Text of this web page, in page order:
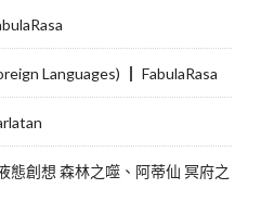
Languages) ┃ FabulaRasa
創想 森林之噬、阿蒂仙 冥府之